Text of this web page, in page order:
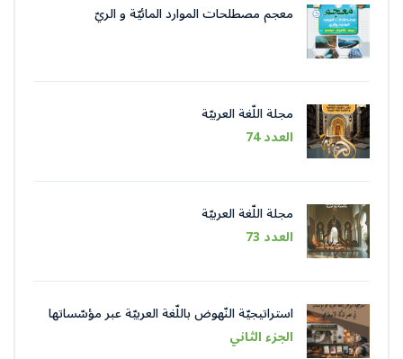
معجم مصطلحات الموارد المائيّة و الريّ
مجلة اللّغة العربيّة
العدد 74
مجلة اللّغة العربيّة
العدد 73
استراتيجيّة النّهوض باللّغة العربيّة عبر مؤسّساتها
في عصر الذّكاء الاصطناعيّ
الجزء الثاني